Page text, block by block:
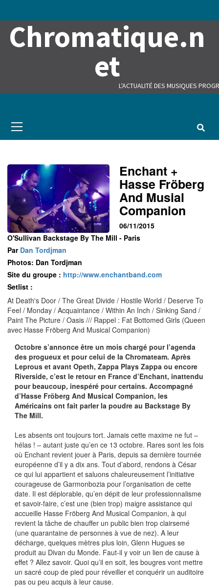
Chromatique.n
et
L'ACTUALITÉ DES MUSIQUES
Menu
Enchant +
Hasse Fröberg
And Musial
Companion
06/11/2015
O'Sullivan Backstage By The Mill - Paris
Par Dan Tordjman
Photos: Dan Tordjman
Site du groupe : http://www.enchantband.com
Setlist :
At Death's Door / The Great Divide / Hostile World / Deserve To
Feel / Monday / Acquaintance / Within An Inch / Sinking Sand /
Paint The Picture / Oasis /// Rappel : Fat Bottomed Girls (Queen
avec Hasse Fröberg And Musical Companion)
Octobre s’annonce être un mois chargé pour l’agenda
des progueux et pour celui de la Chromateam. Après
Leprous et avant Opeth, Zappa Plays Zappa ou encore
Riverside, c’est le retour en France d’Enchant, inattendu
pour beaucoup, inespéré pour certains. Accompagné
d’Hasse Fröberg And Musical Companion, les
Américains ont fait parler la poudre au Backstage By
The Mill.
Les absents ont toujours tort. Jamais cette maxime ne fut –
hélas ! – autant juste qu’en ce 13 octobre. Rares sont les fois
où Enchant revient jouer à Paris, depuis sa dernière tournée
européenne d’il y a dix ans. Tout d’abord, rendons à César
ce qui lui appartient et saluons chaleureusement l’initiative
courageuse de Garmonbozia pour l’organisation de cette
date. Il est déplorable, qu’en dépit de leur professionnalisme
et savoir-faire, c’est une (bien trop) maigre assistance qui
accueille Hasse Fröberg And Musical Companion, à qui
revient la tâche de chauffer un public bien trop clairsemé
(une quarantaine de personnes à vue de nez). A leur
décharge, quelques mètres plus loin, Glenn Hugues se
produit au Divan du Monde. Faut-il y voir un lien de cause à
effet ? Allez savoir. Quoi qu’il en soit, les bougres vont mettre
un sacré coup de pied pour réveiller et conquérir un auditoire
pas ou peu acquis à leur cause.